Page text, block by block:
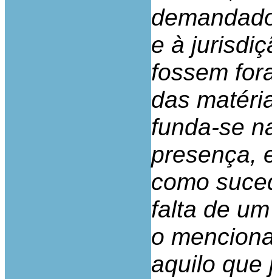
e à
fossem
das
funda-se
presença,
como
falta de
o
aquilo que